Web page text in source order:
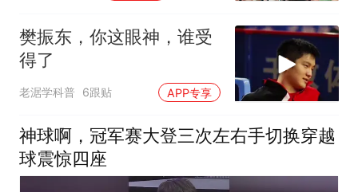
樊振东，你这眼神，谁受
得了
老涺学科普 6跟贴 APP专享
神球啊，冠军赛大登三次左右手切换穿越
球震惊四座